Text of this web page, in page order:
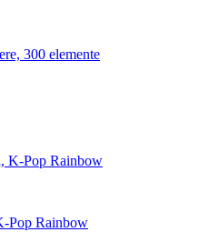
300 elemente
Pop Rainbow